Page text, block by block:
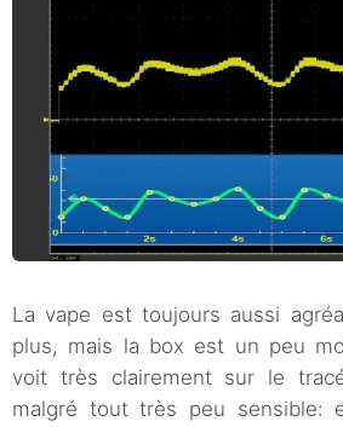
La vape est toujours aussi
plus, mais la box est un peu
voit très clairement sur le tracé
malgré tout très peu sensible: